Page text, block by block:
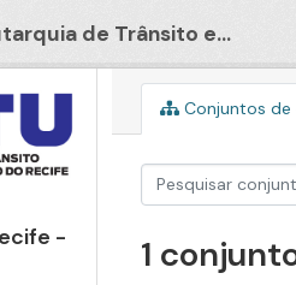
de Trânsito e...
-
Conjuntos de
1